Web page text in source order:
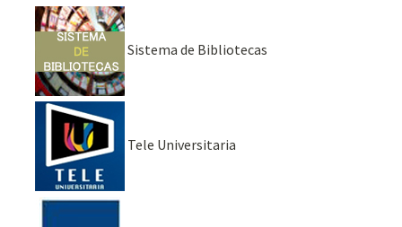
Sistema de Bibliotecas
Tele Universitaria